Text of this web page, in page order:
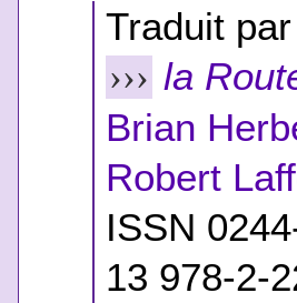
Traduit
››› la
Brian
Robert
ISSN
13 978-2-